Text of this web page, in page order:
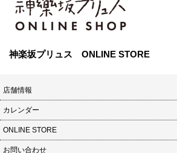
神楽坂プリュス ONLINE STORE
店舗情報
カレンダー
ONLINE STORE
お問い合わせ